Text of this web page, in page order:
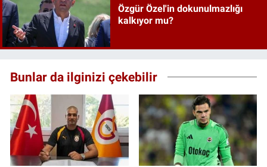
Özgür Özel'in dokunulmazlığı
kalkıyor mu?
Bunlar da ilginizi çekebilir